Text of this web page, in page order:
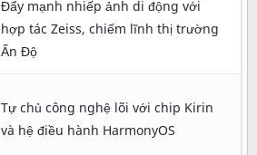
Đẩy mạnh nhiếp ảnh di động với
hợp tác Zeiss, chiếm lĩnh thị trường
Ấn Độ
Tự chủ công nghệ lõi với chip Kirin
và hệ điều hành HarmonyOS